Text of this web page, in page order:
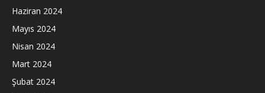
Haziran 2024
Mayıs 2024
Nisan 2024
Mart 2024
Şubat 2024